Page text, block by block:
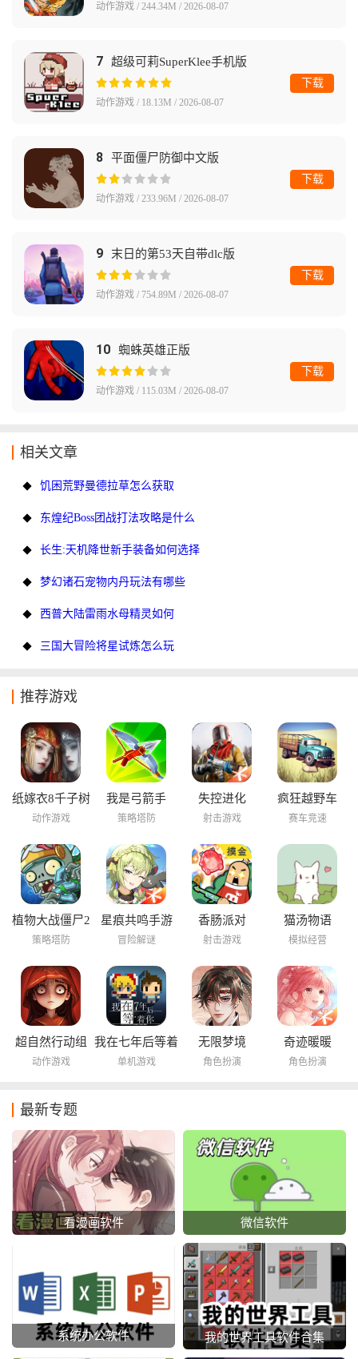
动作游戏 / 244.34M / 2026-08-07
7 超级可莉SuperKlee手机版
动作游戏 / 18.13M / 2026-08-07
下载
8 平面僵尸防御中文版
动作游戏 / 233.96M / 2026-08-07
下载
9 末日的第53天自带dlc版
动作游戏 / 754.89M / 2026-08-07
下载
10 蜘蛛英雄正版
动作游戏 / 115.03M / 2026-08-07
下载
相关文章
饥困荒野曼德拉草怎么获取
东煌纪Boss团战打法攻略是什么
长生:天机降世新手装备如何选择
梦幻诸石宠物内丹玩法有哪些
西普大陆雷雨水母精灵如何
三国大冒险将星试炼怎么玩
推荐游戏
纸嫁衣8千子树
动作游戏
我是弓箭手
策略塔防
失控进化
射击游戏
疯狂越野车
赛车竞速
植物大战僵尸2
海底世界
策略塔防
星痕共鸣手游
冒险解谜
香肠派对
射击游戏
猫汤物语
模拟经营
超自然行动组
动作游戏
我在七年后等着
你
单机游戏
无限梦境
角色扮演
奇迹暖暖
角色扮演
最新专题
看漫画软件 微信软件
系统办公软件 我的世界工具软件合集